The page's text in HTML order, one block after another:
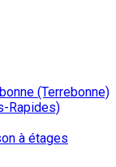
(Terrebonne)
Rapides)
à étages